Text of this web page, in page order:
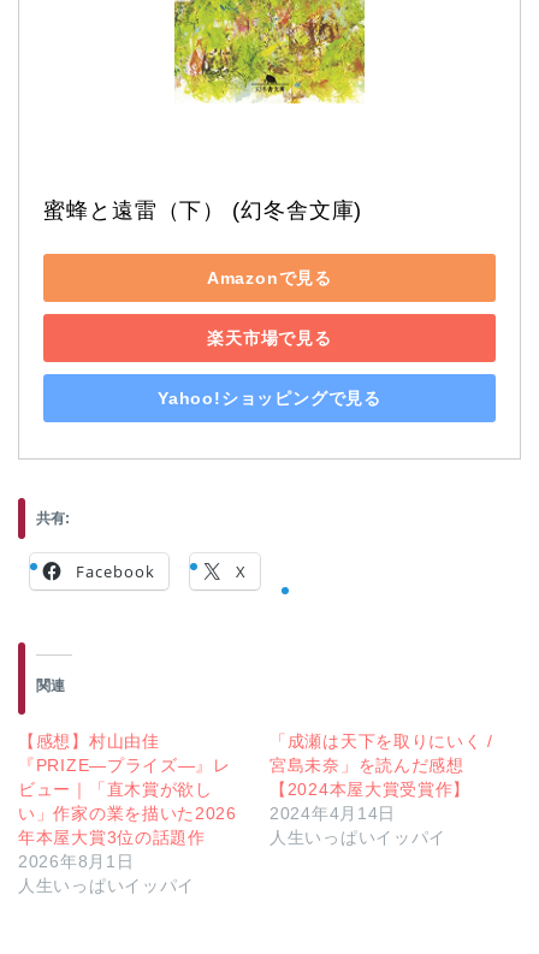
蜜蜂と遠雷（下） (幻冬舎文庫)
Amazonで見る
楽天市場で見る
Yahoo!ショッピングで見る
共有:
Facebook X
関連
【感想】村山由佳
『PRIZE―プライズ―』レ
ビュー｜「直木賞が欲し
い」作家の業を描いた2026
年本屋大賞3位の話題作
2026年8月1日
人生いっぱいイッパイ
「成瀬は天下を取りにいく /
宮島未奈」を読んだ感想
【2024本屋大賞受賞作】
2024年4月14日
人生いっぱいイッパイ